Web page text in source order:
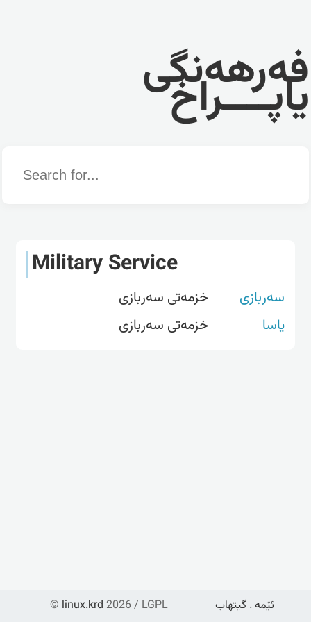
فەرهەنگی
یاپــــراخ
Word
Military Service
سەربازی
خزمەتی سەربازی
یاسا
خزمەتی سەربازی
© linux.krd 2026 / LGPL ئێمە . گیتهاب